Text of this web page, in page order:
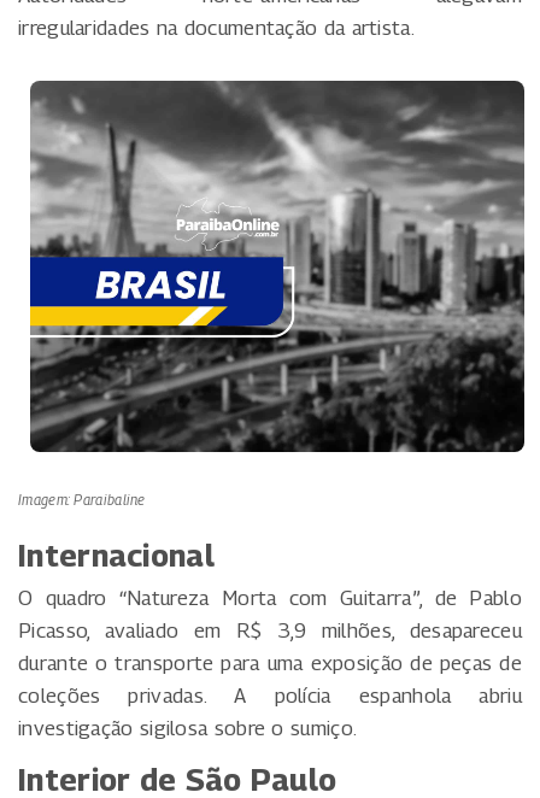
irregularidades na documentação da artista.
Imagem: Paraibaline
Internacional
O quadro “Natureza Morta com Guitarra”, de Pablo
Picasso, avaliado em R$ 3,9 milhões, desapareceu
durante o transporte para uma exposição de peças de
coleções privadas. A polícia espanhola abriu
investigação sigilosa sobre o sumiço.
Interior de São Paulo